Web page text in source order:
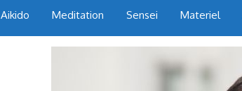
Aikido Meditation Sensei Materiel